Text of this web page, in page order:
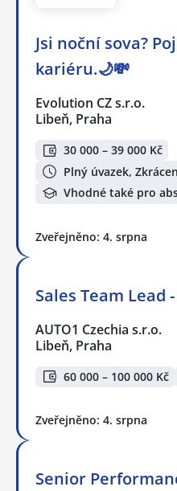
Jsi noční sova?
kariéru.🌙💸
Evolution CZ s.r.o.
Libeň, Praha
30 000 – 39 000 Kč
Plný úvazek,
Vhodné také pro
Zveřejněno: 4. srpna
Sales Team Lead
AUTO1 Czechia s.r.o.
Libeň, Praha
60 000 – 100 000 Kč
Zveřejněno: 4. srpna
Senior